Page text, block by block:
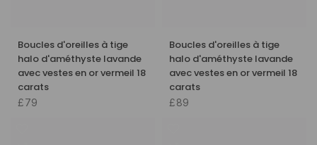
Boucles d'oreilles à tige
halo d'améthyste lavande
avec vestes en or vermeil 18
carats
£79
Boucles d'oreilles à tige
halo d'améthyste lavande
avec vestes en or vermeil 18
carats
£89